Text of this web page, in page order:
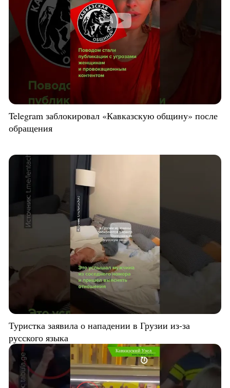
Telegram заблокировал «Кавказскую общину» после
обращения
Туристка заявила о нападении в Грузии из-за
русского языка